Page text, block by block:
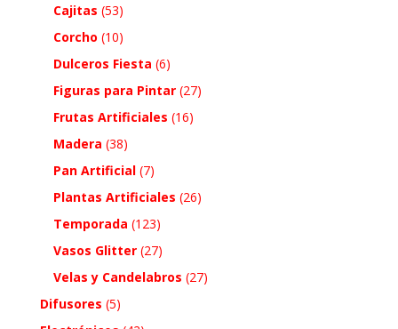
Cajitas (53)
Corcho (10)
Dulceros Fiesta (6)
Figuras para Pintar (27)
Frutas Artificiales (16)
Madera (38)
Pan Artificial (7)
Plantas Artificiales (26)
Temporada (123)
Vasos Glitter (27)
Velas y Candelabros (27)
Difusores (5)